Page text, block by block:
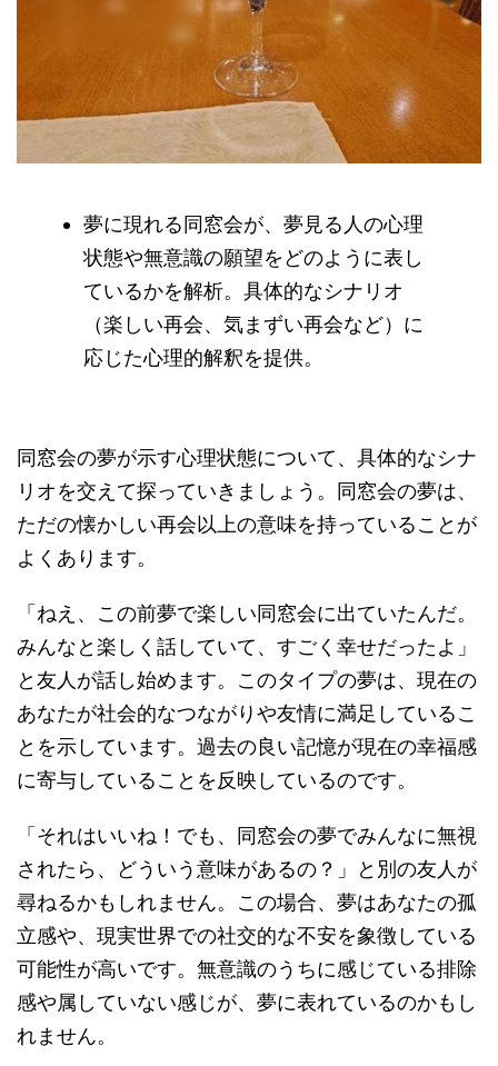
夢に現れる同窓会が、夢見る人の心理
状態や無意識の願望をどのように表し
ているかを解析。具体的なシナリオ
（楽しい再会、気まずい再会など）に
応じた心理的解釈を提供。
同窓会の夢が示す心理状態について、具体的なシナ
リオを交えて探っていきましょう。同窓会の夢は、
ただの懐かしい再会以上の意味を持っていることが
よくあります。
「ねえ、この前夢で楽しい同窓会に出ていたんだ。
みんなと楽しく話していて、すごく幸せだったよ」
と友人が話し始めます。このタイプの夢は、現在の
あなたが社会的なつながりや友情に満足しているこ
とを示しています。過去の良い記憶が現在の幸福感
に寄与していることを反映しているのです。
「それはいいね！でも、同窓会の夢でみんなに無視
されたら、どういう意味があるの？」と別の友人が
尋ねるかもしれません。この場合、夢はあなたの孤
立感や、現実世界での社交的な不安を象徴している
可能性が高いです。無意識のうちに感じている排除
感や属していない感じが、夢に表れているのかもし
れません。